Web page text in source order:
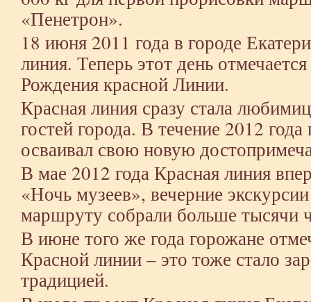
«Пенетрон».
18 июня 2011 года в городе
линия. Теперь этот день
Рождения красной Линии.
Красная линия сразу стала
гостей города. В течение 2012
осваивал свою новую
В мае 2012 года Красная линия
«Ночь музеев», вечерние
маршруту собрали больше тысячи
В июне того же года горожане
Красной линии – это тоже стало
традицией.